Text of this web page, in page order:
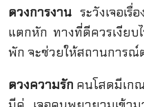
ดวงการงาน ระวังเจอเ
แตกหัก ทางที่ดีควรเงียบ
พัก จะช่วยให้สถานการณ์
ดวงความรัก คนโสดมีเก